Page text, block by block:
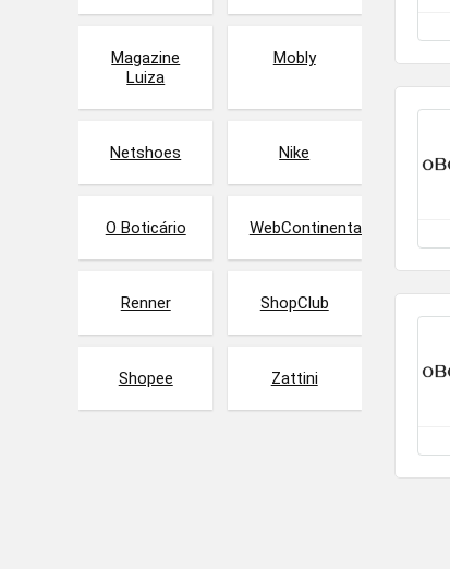
Magazine
Luiza
Mobly
Netshoes Nike
O Boticário WebContinental
Renner ShopClub
Shopee Zattini